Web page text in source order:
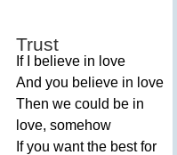
Trust
If believe in love
And you believe in love
Then we could be in
love, somehow
If you want the best for